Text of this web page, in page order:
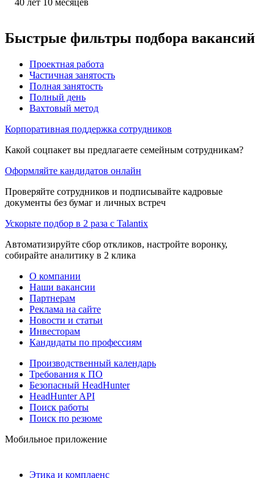
Быстрые фильтры подбора вакансий
Проектная работа
Частичная занятость
Полная занятость
Полный день
Вахтовый метод
Корпоративная поддержка сотрудников
Какой соцпакет вы предлагаете семейным сотрудникам?
Оформляйте кандидатов онлайн
Проверяйте сотрудников и подписывайте кадровые
документы без бумаг и личных встреч
Ускорьте подбор в 2 раза с Talantix
Автоматизируйте сбор откликов, настройте воронку,
собирайте аналитику в 2 клика
О компании
Наши вакансии
Партнерам
Реклама на сайте
Новости и статьи
Инвесторам
Кандидаты по профессиям
Производственный календарь
Требования к ПО
Безопасный HeadHunter
HeadHunter API
Поиск работы
Поиск по резюме
Мобильное приложение
Этика и комплаенс